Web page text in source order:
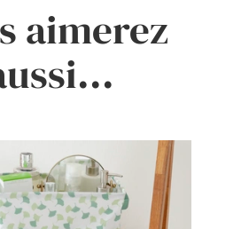
aimerez